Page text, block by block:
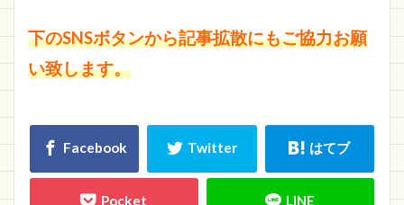
下のSNSボタンから記事拡散にもご協力お願
い致します。